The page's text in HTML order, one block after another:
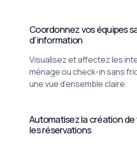
Coordonnez vos équipes
d’information
Visualisez et affectez les
ménage ou check-in sans
une vue d’ensemble claire.
Automatisez la création
les réservations